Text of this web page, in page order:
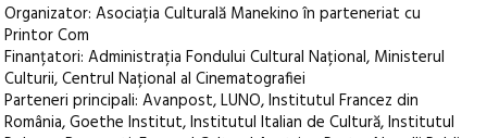
Organizator: Asociația Culturală Manekino în parteneriat cu
Printor Com
Finanțatori: Administrația Fondului Cultural Național, Ministerul
Culturii, Centrul Național al Cinematografiei
Parteneri principali: Avanpost, LUNO, Institutul Francez din
România, Goethe Institut, Institutul Italian de Cultură, Institutul